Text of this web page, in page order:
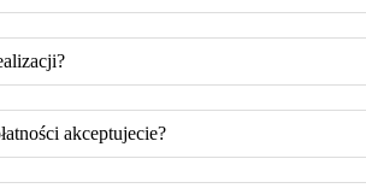
akceptujecie?